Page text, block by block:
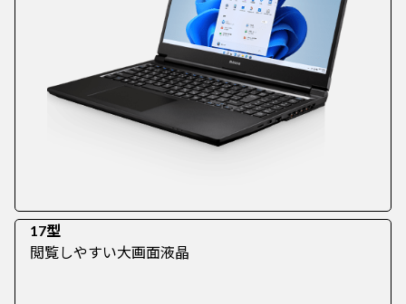
17型
閲覧しやすい大画面液晶